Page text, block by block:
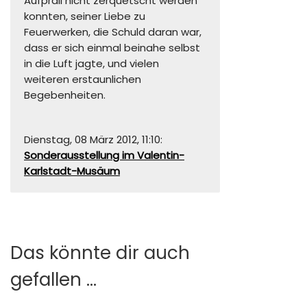
konnten, seiner Liebe zu
Feuerwerken, die Schuld daran war,
dass er sich einmal beinahe selbst
in die Luft jagte, und vielen
weiteren erstaunlichen
Begebenheiten.
Dienstag, 08 März 2012, 11:10:
Sonderausstellung im Valentin-
Karlstadt-Musäum
Das könnte dir auch
gefallen …